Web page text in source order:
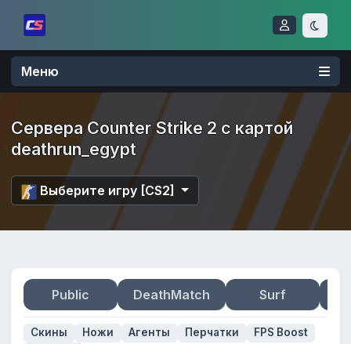
Меню
Сервера Counter Strike 2 с картой
deathrun_egypt
Выберите игру [CS2]
Public DeathMatch Surf
Скины Ножи Агенты Перчатки
FPS Boost